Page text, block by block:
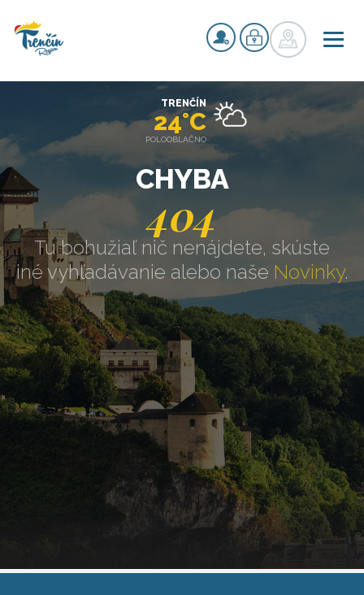
CHYBA
404
Tu bohužiaľ nič nenájdete, skúste
iné vyhľadávanie alebo naše Novinky.
TRENČÍN
24°C
POLOOBLAČNO